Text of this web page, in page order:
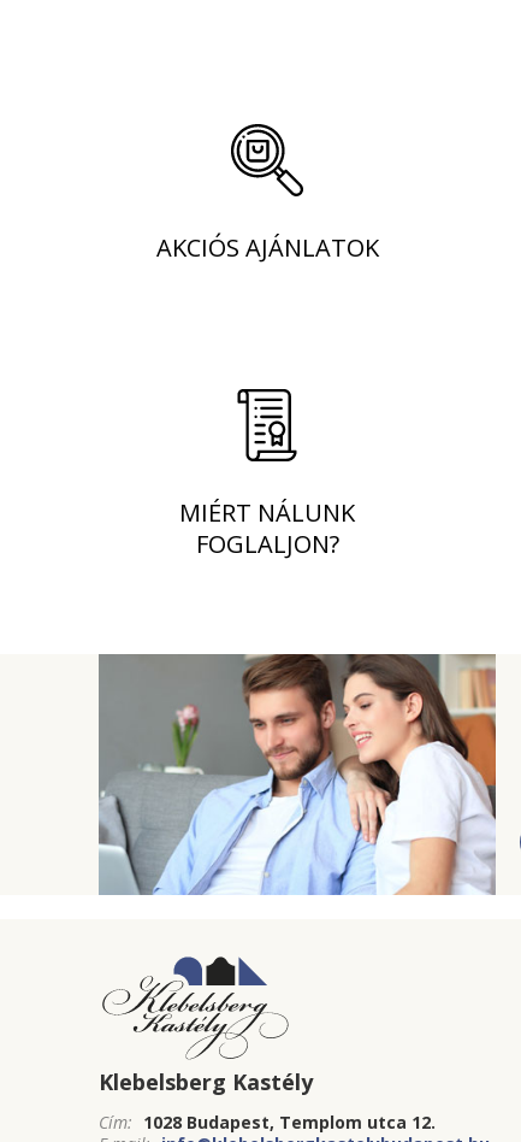
AKCIÓS AJÁNLATOK
MIÉRT NÁLUNK
FOGLALJON?
Klebelsberg Kastély
Cím: 1028 Budapest, Templom utca 12.